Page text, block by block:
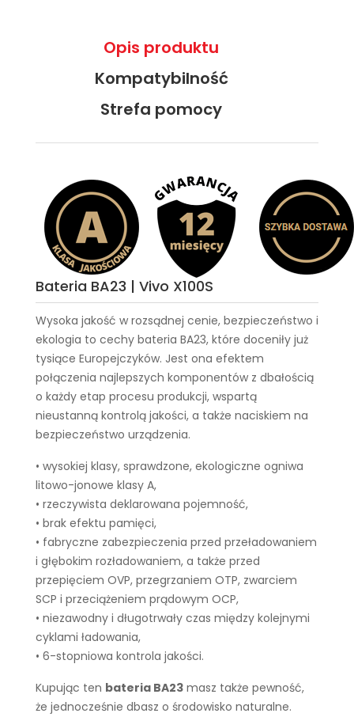
Opis produktu
Kompatybilność
Strefa pomocy
Bateria BA23 | Vivo X100S
Wysoka jakość w rozsądnej cenie, bezpieczeństwo i
ekologia to cechy bateria BA23, które doceniły już
tysiące Europejczyków. Jest ona efektem
połączenia najlepszych komponentów z dbałością
o każdy etap procesu produkcji, wspartą
nieustanną kontrolą jakości, a także naciskiem na
bezpieczeństwo urządzenia.
• wysokiej klasy, sprawdzone, ekologiczne ogniwa
litowo-jonowe klasy A,
• rzeczywista deklarowana pojemność,
• brak efektu pamięci,
• fabryczne zabezpieczenia przed przeładowaniem
i głębokim rozładowaniem, a także przed
przepięciem OVP, przegrzaniem OTP, zwarciem
SCP i przeciążeniem prądowym OCP,
• niezawodny i długotrwały czas między kolejnymi
cyklami ładowania,
• 6-stopniowa kontrola jakości.
Kupując ten bateria BA23 masz także pewność,
że jednocześnie dbasz o środowisko naturalne.